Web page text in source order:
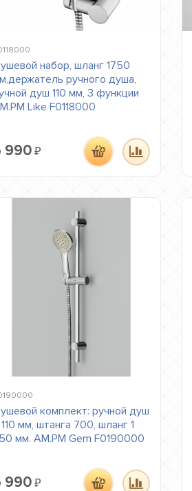
набор, шланг 1750
ручного душа,
душ 110 мм, 3 функции
Like F0118000
990 ₽
комплект: ручной душ
мм, штанга 700, шланг 1
мм. AM.PM Gem F0190000
990 ₽